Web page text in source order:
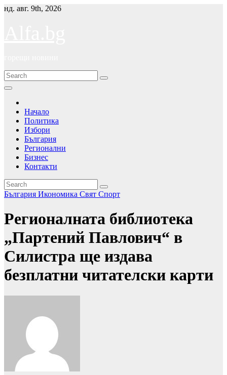
Skip
нд. авг. 9th, 2026
Начало
Политика
Избори
България
Регионални
Бизнес
Контакти
България Икономика Свят Спорт
Регионалната библиотека
„Партений Павлович“ в
Силистра ще издава
безплатни читателски карти